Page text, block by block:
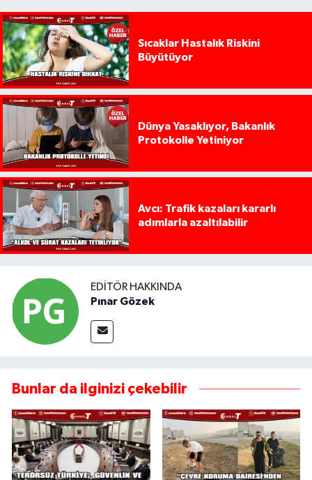
Sıcaklar Hastalık Riskini
Büyütüyor
Dünya Yasaklıyor, Bakanlık
Protokolle Yetiniyor
Avcı: Trafik kazaları kararlı
adımlarla azaltılabilir
EDITÖR HAKKINDA
Pınar Gözek
Bunlar da ilginizi çekebilir